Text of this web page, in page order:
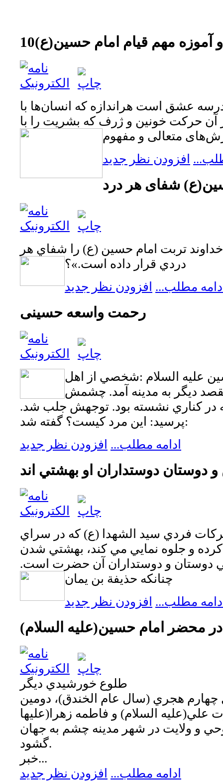
و آموزه مهم قیام امام حسین(ع)
عشق است هراندازه که انسان‌ها با
آن حرکت خونین و ژرف که بشریت را با
متعالی و مفهوم
افزودن نظر جدید
شفای هر درد
تربت امام حسين (ع) را شفاي هر
دردي قرار داده است.»؟
مطلب... افزودن نظر جدید
رحمت واسعه حسینی
علیه السلام :شخصي از اهل
ديگر به مدينه آمد. چشمش
در كناري نشسته بود. توجهش جلب شد.
پرسيد: اين مرد كيست؟ گفته شد:
ادامه مطلب... افزودن نظر جدید
دوستان دوستداران او بهشتي اند
بركات فردي سيد الشهدا (ع) كه در سراي
و جلوه نمايي مي كند، بهشتي شدن
دوستان و دوستداران آن حضرت است.
چنانكه حذيفة بن يمان
مطلب... افزودن نظر جدید
در محضر امام حسين(عليه السلام)
طلوع خورشيدي ديگر
هجري (سال عام الخندق)، دومين
علي(عليه السلام) و فاطمه زهرا(عليها
و ولايت در شهر مدينه چشم به جهان
گشود.
خبر...
ادامه مطلب... افزودن نظر جدید